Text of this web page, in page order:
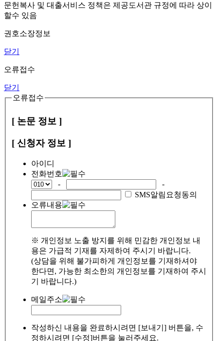
문헌복사 및 대출서비스 정책은 제공도서관 규정에 따라 상이
할수 있음
권호소장정보
닫기
오류접수
닫기
오류접수
[ 논문 정보 ]
[ 신청자 정보 ]
아이디
전화번호
-
-
SMS알림요청동의
오류내용
※ 개인정보 노출 방지를 위해 민감한 개인정보 내
용은 가급적 기재를 자제하여 주시기 바랍니다.
(상담을 위해 불가피하게 개인정보를 기재하셔야
한다면, 가능한 최소한의 개인정보를 기재하여 주시
기 바랍니다.)
메일주소
작성하신 내용을 완료하시려면 [보내기] 버튼을, 수
정하시려면 [수정]버튼을 눌러주세요.